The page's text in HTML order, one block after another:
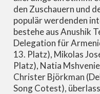
den Zuschauern und
populär werdenden
bestehe aus Anushik
Delegation für
13. Platz), Mikolas
Platz), Natia
Christer Björkman
Song Cotest),